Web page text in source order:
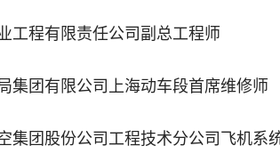
工程有限责任公司副总工程师
集团有限公司上海动车段首席维修师
集团股份公司工程技术分公司飞机系